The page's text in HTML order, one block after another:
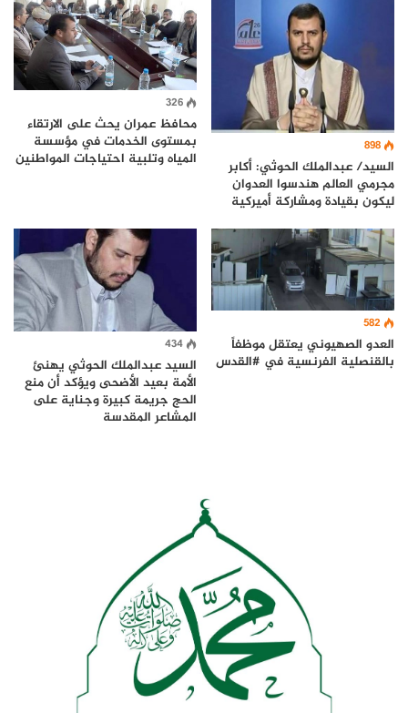
898
السيد/ عبدالملك الحوثي: أكابر
مجرمي العالم هندسوا العدوان
ليكون بقيادة ومشاركة أميركية
326
محافظ عمران يحث على الارتقاء
بمستوى الخدمات في مؤسسة
المياه وتلبية احتياجات المواطنين
582
العدو الصهيوني يعتقل موظفاً
بالقنصلية الفرنسية في #القدس
434
السيد عبدالملك الحوثي يهنئ
الأمة بعيد الأضحى ويؤكد أن منع
الحج جريمة كبيرة وجناية على
المشاعر المقدسة